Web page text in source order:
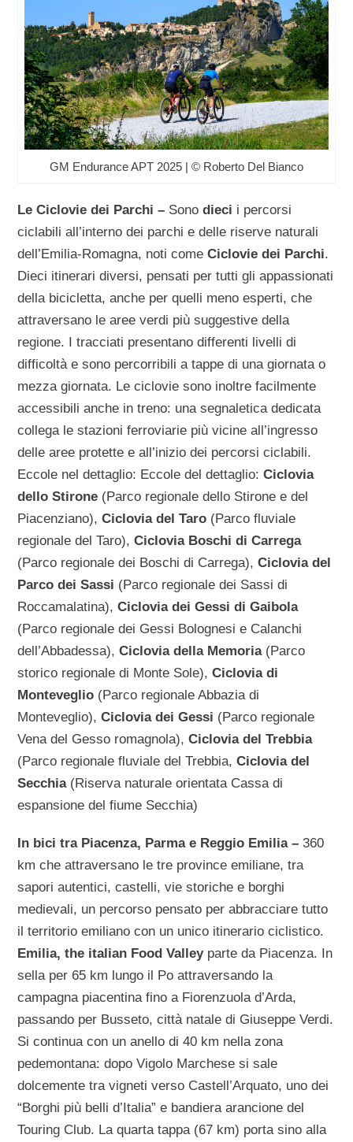
GM Endurance APT 2025 | © Roberto Del Bianco
Le Ciclovie dei Parchi – Sonodieci i percorsi
ciclabili all’interno dei parchi e delle riserve naturali
dell’Emilia-Romagna, noti comeCiclovie dei Parchi.
Dieci itinerari diversi, pensati per tutti gli appassionati
della bicicletta, anche per quelli meno esperti, che
attraversano le aree verdi più suggestive della
regione. I tracciati presentano differenti livelli di
difficoltà e sono percorribili a tappe di una giornata o
mezza giornata. Le ciclovie sono inoltre facilmente
accessibili anche in treno: una segnaletica dedicata
collega le stazioni ferroviarie più vicine all’ingresso
delle aree protette e all’inizio dei percorsi ciclabili.
Eccole nel dettaglio: Eccole del dettaglio:Ciclovia
dello Stirone (Parco regionale dello Stirone e del
Piacenziano),Ciclovia del Taro (Parco fluviale
regionale del Taro),Ciclovia Boschi di Carrega
(Parco regionale dei Boschi di Carrega),Ciclovia del
Parco dei Sassi (Parco regionale dei Sassi di
Roccamalatina),Ciclovia dei Gessi di Gaibola
(Parco regionale dei Gessi Bolognesi e Calanchi
dell’Abbadessa),Ciclovia della Memoria(Parco
storico regionale di Monte Sole),Ciclovia di
Monteveglio (Parco regionale Abbazia di
Monteveglio),Ciclovia dei Gessi (Parco regionale
Vena del Gesso romagnola),Ciclovia del Trebbia
(Parco regionale fluviale del Trebbia,Ciclovia del
Secchia (Riserva naturale orientata Cassa di
espansione del fiume Secchia)
In bici tra Piacenza, Parma e Reggio Emilia –360
km che attraversano le tre province emiliane, tra
sapori autentici, castelli, vie storiche e borghi
medievali, un percorso pensato per abbracciare tutto
il territorio emiliano con un unico itinerario ciclistico.
Emilia, the italian Food Valley parte da Piacenza. In
sella per 65 km lungo il Po attraversando la
campagna piacentina fino a Fiorenzuola d’Arda,
passando per Busseto, città natale di Giuseppe Verdi.
Si continua con un anello di 40 km nella zona
pedemontana: dopo Vigolo Marchese si sale
dolcemente tra vigneti verso Castell’Arquato, uno dei
“Borghi più belli d’Italia” e bandiera arancione del
Touring Club. La quarta tappa (67 km) porta sino alla